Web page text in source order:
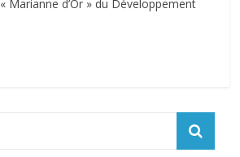
Marianne d’Or » du Développement